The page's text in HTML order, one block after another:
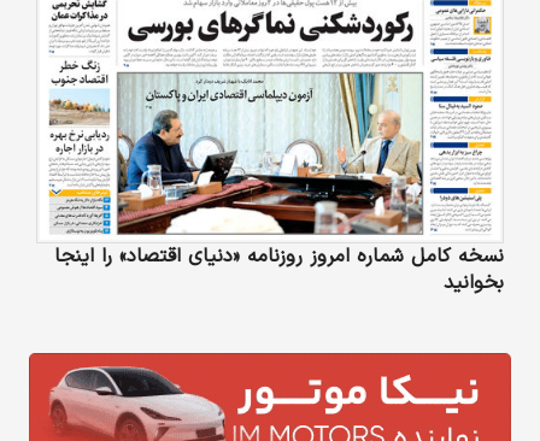
نسخه کامل شماره امروز روزنامه «دنیای‌ اقتصاد» را اینجا
بخوانید